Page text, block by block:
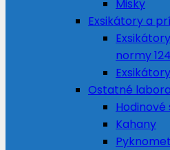
Misky
Exsikátory a
normy
Ostatné
Hodinové
Kahany